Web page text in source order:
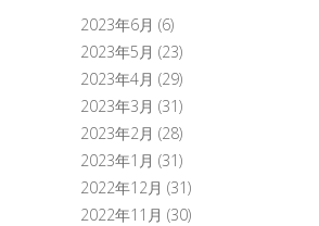
2023年6月 (6)
2023年5月 (23)
2023年4月 (29)
2023年3月 (31)
2023年2月 (28)
2023年1月 (31)
2022年12月 (31)
2022年11月 (30)